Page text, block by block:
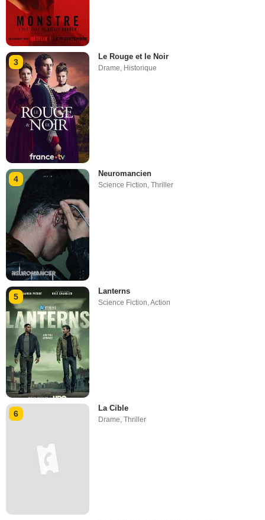
3
Le Rouge et le Noir
Drame, Historique
4
Neuromancien
Science Fiction,Thriller
5
Lanterns
Science Fiction ,Action
6
La Cible
Drame,Thriller